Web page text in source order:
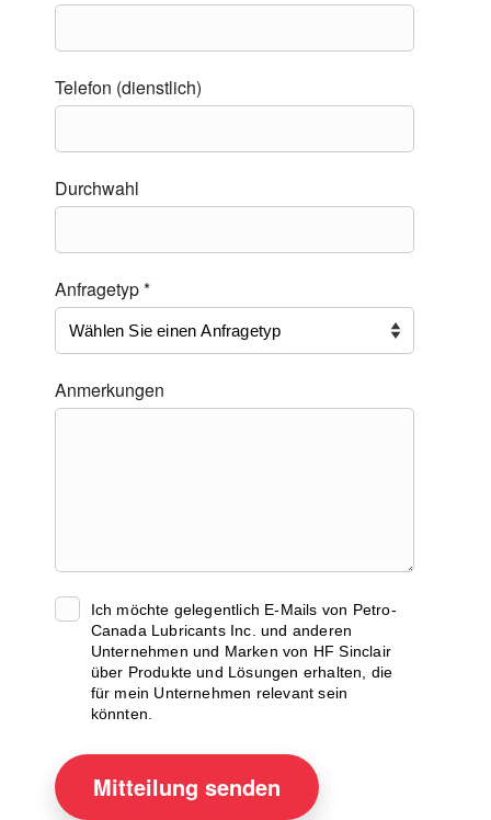
Telefon (dienstlich)
Durchwahl
Anfragetyp *
Anmerkungen
Ich möchte gelegentlich E-Mails von Petro-
Canada Lubricants Inc. und anderen
Unternehmen und Marken von HF Sinclair
über Produkte und Lösungen erhalten, die
für mein Unternehmen relevant sein
könnten.
Mitteilung senden